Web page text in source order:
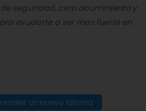
seguridad, cero aburrimiento y
ayudarte a ser mas fuerte en
un nuevo idioma